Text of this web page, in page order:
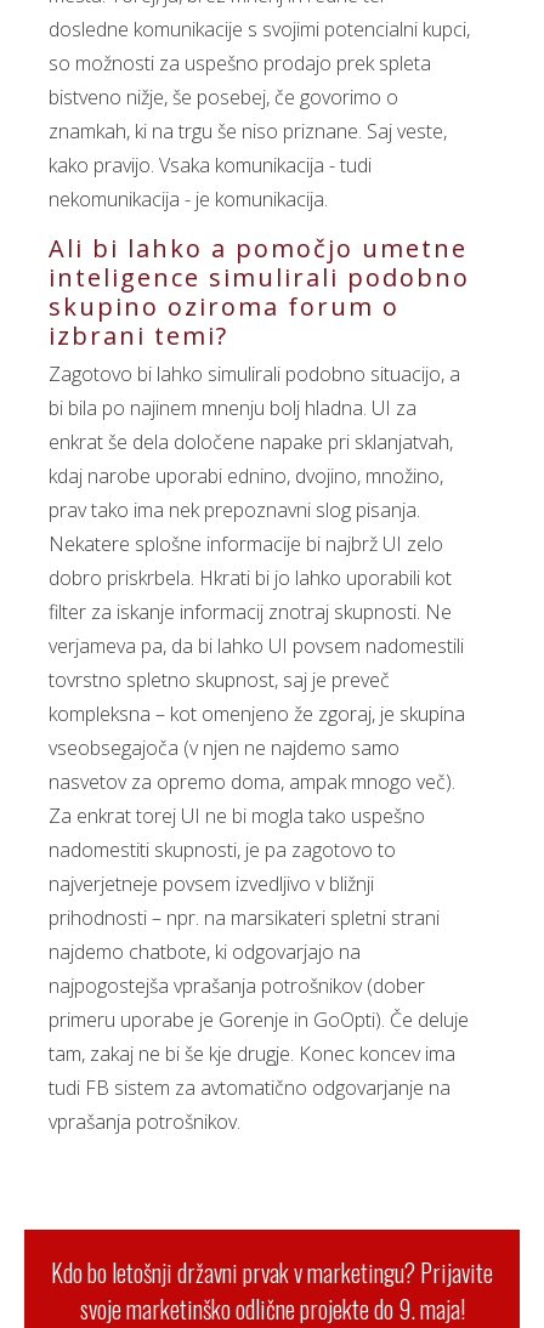
dosledne komunikacije s svojimi potencialni kupci,
so možnosti za uspešno prodajo prek spleta
bistveno nižje, še posebej, če govorimo o
znamkah, ki na trgu še niso priznane. Saj veste,
kako pravijo. Vsaka komunikacija - tudi
nekomunikacija - je komunikacija.
Ali bi lahko a pomočjo umetne
inteligence simulirali podobno
skupino oziroma forum o
izbrani temi?
Zagotovo bi lahko simulirali podobno situacijo, a
bi bila po najinem mnenju bolj hladna. UI za
enkrat še dela določene napake pri sklanjatvah,
kdaj narobe uporabi ednino, dvojino, množino,
prav tako ima nek prepoznavni slog pisanja.
Nekatere splošne informacije bi najbrž UI zelo
dobro priskrbela. Hkrati bi jo lahko uporabili kot
filter za iskanje informacij znotraj skupnosti. Ne
verjameva pa, da bi lahko UI povsem nadomestili
tovrstno spletno skupnost, saj je preveč
kompleksna – kot omenjeno že zgoraj, je skupina
vseobsegajoča (v njen ne najdemo samo
nasvetov za opremo doma, ampak mnogo več).
Za enkrat torej UI ne bi mogla tako uspešno
nadomestiti skupnosti, je pa zagotovo to
najverjetneje povsem izvedljivo v bližnji
prihodnosti – npr. na marsikateri spletni strani
najdemo chatbote, ki odgovarjajo na
najpogostejša vprašanja potrošnikov (dober
primeru uporabe je Gorenje in GoOpti). Če deluje
tam, zakaj ne bi še kje drugje. Konec koncev ima
tudi FB sistem za avtomatično odgovarjanje na
vprašanja potrošnikov.
Kdo bo letošnji državni prvak v marketingu? Prijavite
svoje marketinško odlične projekte do 9. maja!